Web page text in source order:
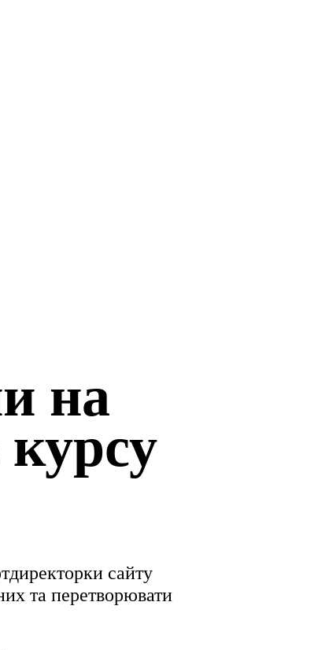
на
сайту
та перетворювати